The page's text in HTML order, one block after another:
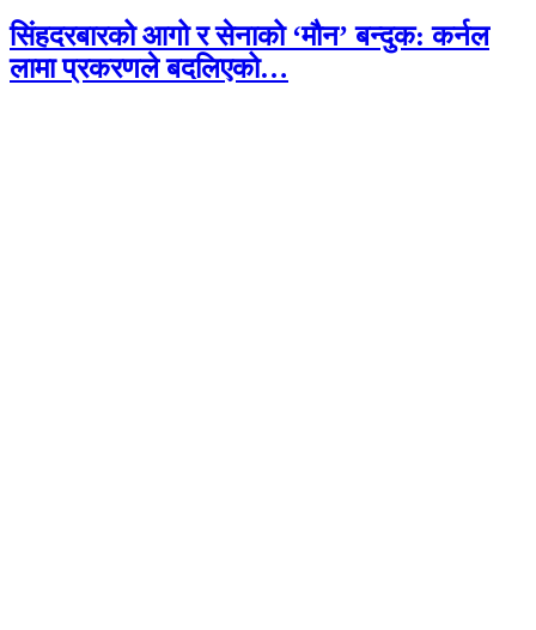
सिंहदरबारको आगो र सेनाको ‘मौन’ बन्दुक: कर्नल
लामा प्रकरणले बदलिएको…